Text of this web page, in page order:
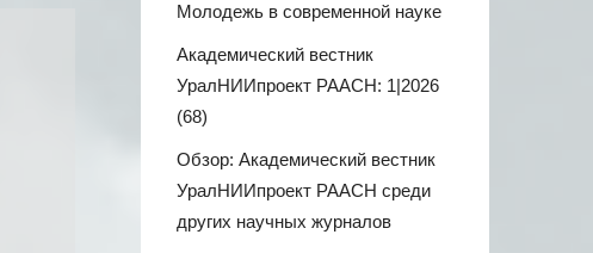
Молодежь в современной науке
Академический вестник
УралНИИпроект РААСН: 1|2026
(68)
Обзор: Академический вестник
УралНИИпроект РААСН среди
других научных журналов